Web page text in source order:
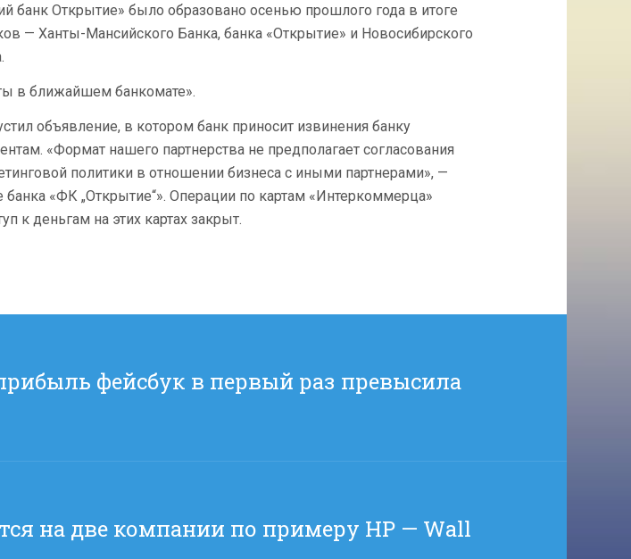
банк Открытие» было образовано осенью прошлого года в итоге
— Ханты-Мансийского Банка, банка «Открытие» и Новосибирского
в ближайшем банкомате».
объявление, в котором банк приносит извинения банку
«Формат нашего партнерства не предполагает согласования
политики в отношении бизнеса с иными партнерами», —
банка «ФК „Открытие“». Операции по картам «Интеркоммерца»
к деньгам на этих картах закрыт.
фейсбук в первый раз превысила
на две компании по примеру HP — Wall